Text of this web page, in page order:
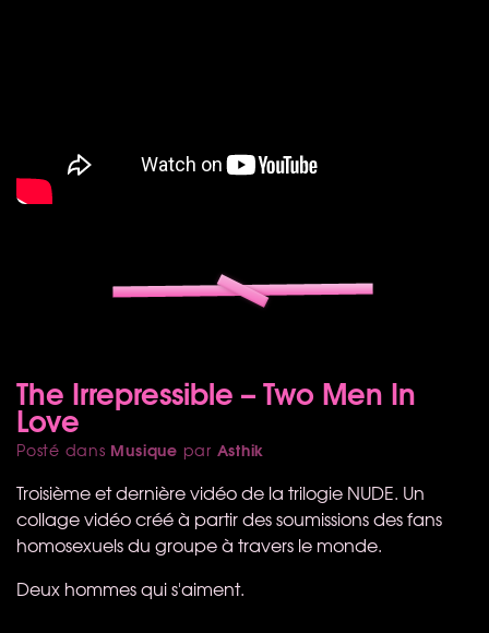
The Irrepressible – Two Men In
Love
Posté dans Musique par Asthik
Troisième et dernière vidéo de la trilogie NUDE. Un
collage vidéo créé à partir des soumissions des fans
homosexuels du groupe à travers le monde.
Deux hommes qui s'aiment.